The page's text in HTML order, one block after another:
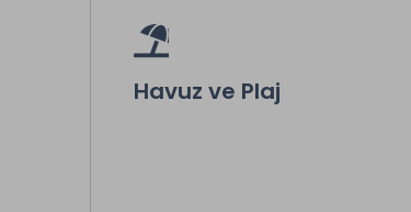
Havuz ve Plaj